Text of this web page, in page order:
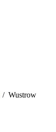
/ Wustrow